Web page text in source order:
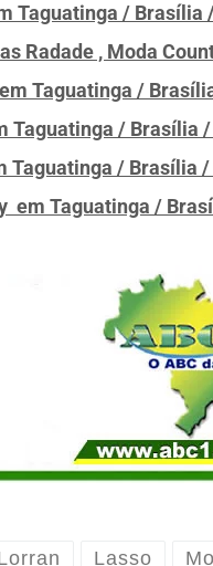
Taguatinga / Brasília
Radade , Moda
Taguatinga /
Taguatinga / Brasília /
Taguatinga / Brasília /
em Taguatinga /
Lasso